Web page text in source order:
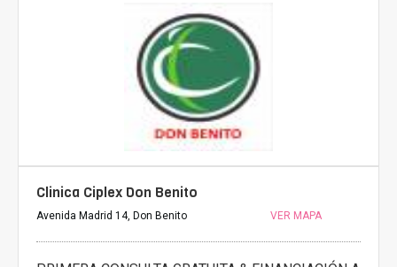
Clinica Ciplex Don Benito
Avenida Madrid 14, Don Benito VER MAPA